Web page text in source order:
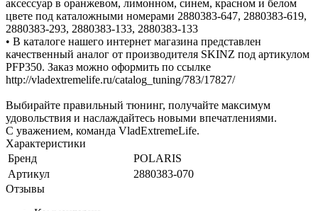
аксессуар в оранжевом, лимонном, синем, красном и белом
цвете под каталожными номерами 2880383-647, 2880383-619,
2880383-293, 2880383-133, 2880383-133
• В каталоге нашего интернет магазина представлен
качественный аналог от производителя SKINZ под артикулом
PFP350. Заказ можно оформить по ссылке
http://vladextremelife.ru/catalog_tuning/783/17827/
Выбирайте правильный тюнинг, получайте максимум
удовольствия и наслаждайтесь новыми впечатлениями.
С уважением, команда VladExtremeLife.
Характеристики
Бренд
POLARIS
Артикул
2880383-070
Отзывы